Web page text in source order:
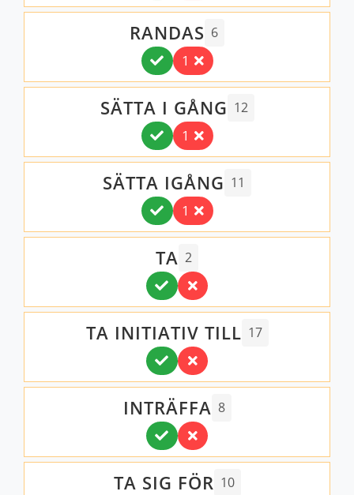
RANDAS 6
1
SÄTTA I GÅNG 12
1
SÄTTA IGÅNG 11
1
TA 2
TA INITIATIV TILL 17
INTRÄFFA 8
TA SIG FÖR 10